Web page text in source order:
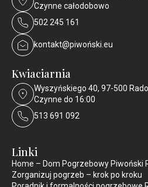
Czynne całodobowo
502 245 161
kontakt@piwoński.eu
Kwiaciarnia
Wyszyńskiego 40, 97-500
Czynne do 16:00
513 691 092
Linki
Home – Dom Pogrzebowy Piwoński
Zorganizuj pogrzeb – krok po kroku